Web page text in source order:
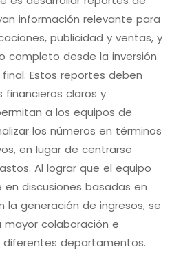
información relevante para
publicidad y ventas, y
completo desde la inversión
Estos reportes deben
financieros claros y
a los equipos de
los números en términos
en lugar de centrarse
Al lograr que el equipo
discusiones basadas en
generación de ingresos, se
colaboración e
departamentos.